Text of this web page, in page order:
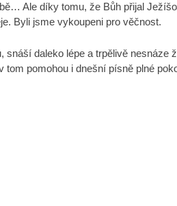
Ale díky tomu, že Bůh přijal
Byli jsme vykoupeni pro věčnost.
daleko lépe a trpělivě nesnáze
pomohou i dnešní písně plné